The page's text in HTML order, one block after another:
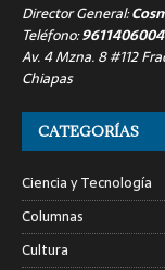
Director General:
Teléfono:9611406004
Av. 4 Mzna. 8 #112
Chiapas
CATEGORÍAS
Ciencia y Tecnología
Columnas
Cultura